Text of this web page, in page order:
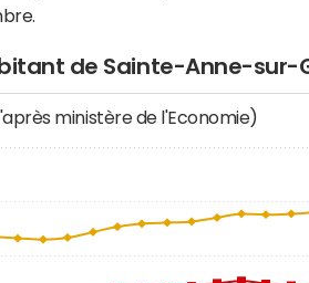
de Sainte-Anne-sur-
ministère de l'Economie)